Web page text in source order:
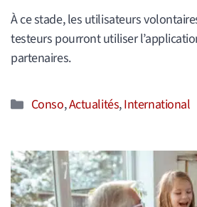
À ce stade, les utilisateurs
testeurs pourront utiliser
partenaires.
Catégories
Conso,Actualités,International